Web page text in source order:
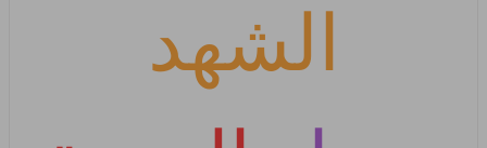
الشهد